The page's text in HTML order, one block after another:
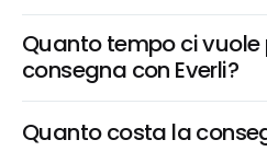
Quanto tempo ci vuole
consegna con Everli?
Quanto costa la